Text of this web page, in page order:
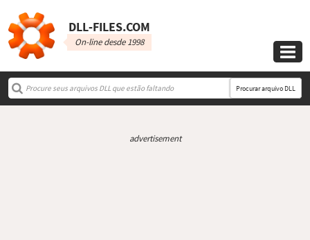
DLL‑FILES.COM
On-line desde 1998

Procurar arquivo DLL
advertisement